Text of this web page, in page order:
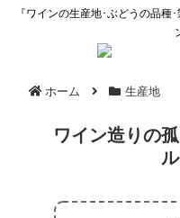
『ワインの生産地･ぶどうの品
ホーム 生産地
ワイン造りの